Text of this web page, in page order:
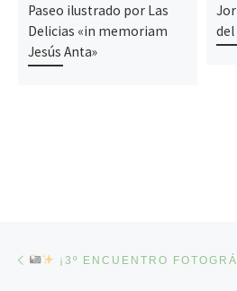
Paseo ilustrado por Las
Delicias «in memoriam
Jesús Anta»
del
¡3º ENCUENTRO